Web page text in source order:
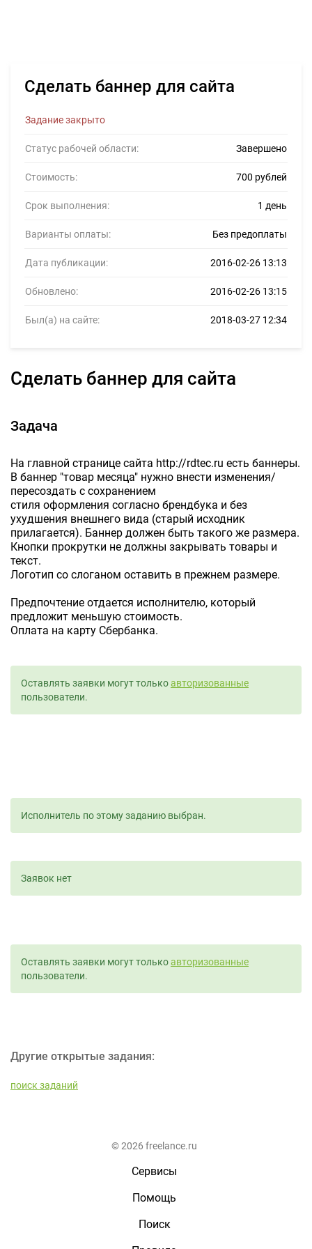
Сделать баннер для сайта
Задание закрыто
Статус рабочей области: Завершено
Стоимость: 700 рублей
Срок выполнения: 1 день
Варианты оплаты: Без предоплаты
Дата публикации: 2016-02-26 13:13
Обновлено: 2016-02-26 13:15
Был(а) на сайте: 2018-03-27 12:34
Сделать баннер для сайта
Задача
На главной странице сайта http://rdtec.ru есть баннеры.
В баннер "товар месяца" нужно внести изменения/
пересоздать с сохранением
стиля оформления согласно брендбука и без
ухудшения внешнего вида (старый исходник
прилагается). Баннер должен быть такого же размера.
Кнопки прокрутки не должны закрывать товары и
текст.
Логотип со слоганом оставить в прежнем размере.
Предпочтение отдается исполнителю, который
предложит меньшую стоимость.
Оплата на карту Сбербанка.
Оставлять заявки могут толькоавторизованные
пользователи.
Исполнитель по этому заданию выбран.
Заявок нет
Оставлять заявки могут толькоавторизованные
пользователи.
Другие открытые задания:
поиск заданий
© 2026 freelance.ru
Сервисы
Помощь
Поиск